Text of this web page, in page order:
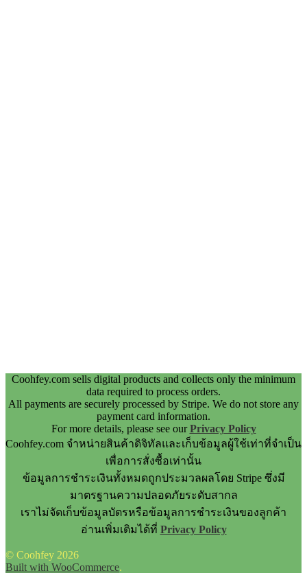
Coohfey.com sells digital products and collects only the minimum
data required to process orders.
All payments are securely processed by Stripe. We do not store any
payment card information.
For more details, please see ourPrivacy Policy
Coohfey.com จำหน่ายสินค้าดิจิทัลและเก็บข้อมูลผู้ใช้เท่าที่จำเป็น
เพื่อการสั่งซื้อเท่านั้น
ข้อมูลการชำระเงินทั้งหมดถูกประมวลผลโดย Stripe ซึ่งมี
มาตรฐานความปลอดภัยระดับสากล
เราไม่จัดเก็บข้อมูลบัตรหรือข้อมูลการชำระเงินของลูกค้า
อ่านเพิ่มเติมได้ที่ Privacy Policy
© Coohfey 2026
Built with WooCommerce.